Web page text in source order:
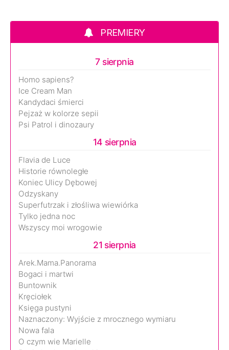
PREMIERY
7 sierpnia
Homo sapiens?
Ice Cream Man
Kandydaci śmierci
Pejzaż w kolorze sepii
Psi Patrol i dinozaury
14 sierpnia
Flavia de Luce
Historie równoległe
Koniec Ulicy Dębowej
Odzyskany
Superfutrzak i złośliwa wiewiórka
Tylko jedna noc
Wszyscy moi wrogowie
21 sierpnia
Arek.Mama.Panorama
Bogaci i martwi
Buntownik
Kręciołek
Księga pustyni
Naznaczony: Wyjście z mrocznego wymiaru
Nowa fala
O czym wie Marielle